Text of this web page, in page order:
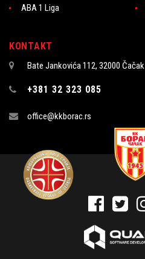
ABA 1 Liga
KONTAKT
Bate Jankovića 112, 32000 Čačak
+381 32 323 085
office@kkborac.rs